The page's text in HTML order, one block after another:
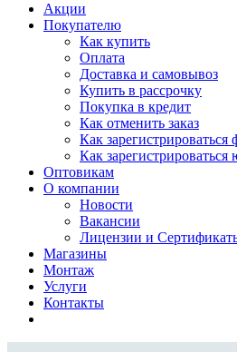
Акции
Покупателю
Как купить
Оплата
Доставка и самовывоз
Купить в рассрочку
Покупка в кредит
Как отменить заказ
Как зарегистрироваться
Как
Оптовикам
О компании
Новости
Вакансии
Лицензии и
Магазины
Монтаж
Услуги
Контакты